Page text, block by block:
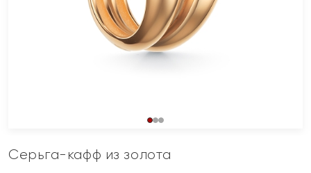
Серьга-кафф из золота